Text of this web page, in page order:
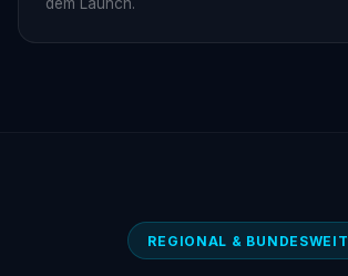
dem Launch.
REGIONAL & BUNDESWEIT